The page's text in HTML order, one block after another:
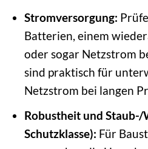
Stromversorgung:
Batterien, einem
oder sogar Netzstrom
sind praktisch für
Netzstrom bei langen
Robustheit und Staub-/
Schutzklasse): Für